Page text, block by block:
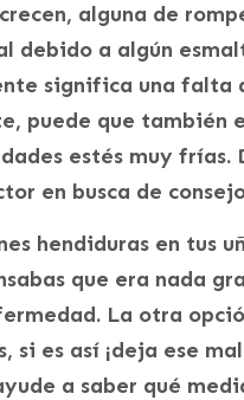
alguna de
debido a algún
significa una falta
puede que también
estés muy frías.
en busca de
hendiduras en tus
que era nada
La otra
si es así ¡deja ese
a saber qué